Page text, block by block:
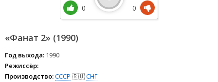
«Фанат 2» (1990)
Год выхода: 1990
Режиссёр:
Производство:СССР 🇷🇺СНГ
0 0